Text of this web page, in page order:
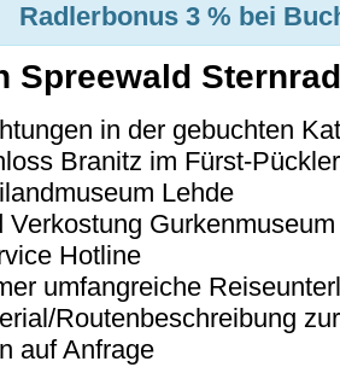
Radlerbonus 3 % bei
Spreewald
in der gebuchten
Branitz im Fürst-
Lehde
Verkostung
Hotline
umfangreiche
Routenbeschreibung
auf Anfrage